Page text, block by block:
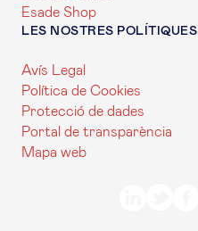
Esade Shop
LES NOSTRES POLÍTIQUES
Avís Legal
Política de Cookies
Protecció de dades
Portal de transparència
Mapa web